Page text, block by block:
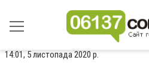
14:01, 5 листопада 2020 р.